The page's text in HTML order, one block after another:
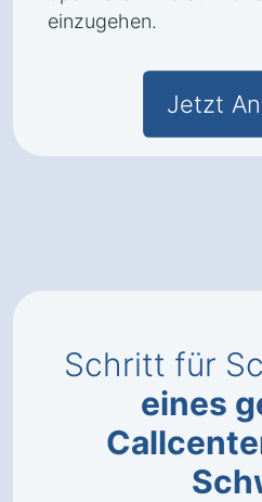
einzugehen.
Jetzt
Schritt für
eines